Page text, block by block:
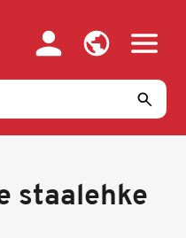
staalehke